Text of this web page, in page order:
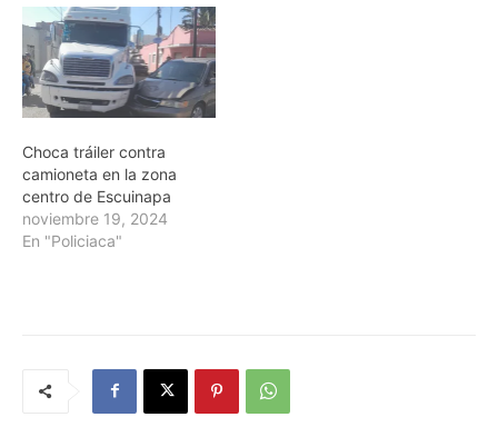
Choca tráiler contra
camioneta en la zona
centro de Escuinapa
noviembre 19, 2024
En "Policiaca"